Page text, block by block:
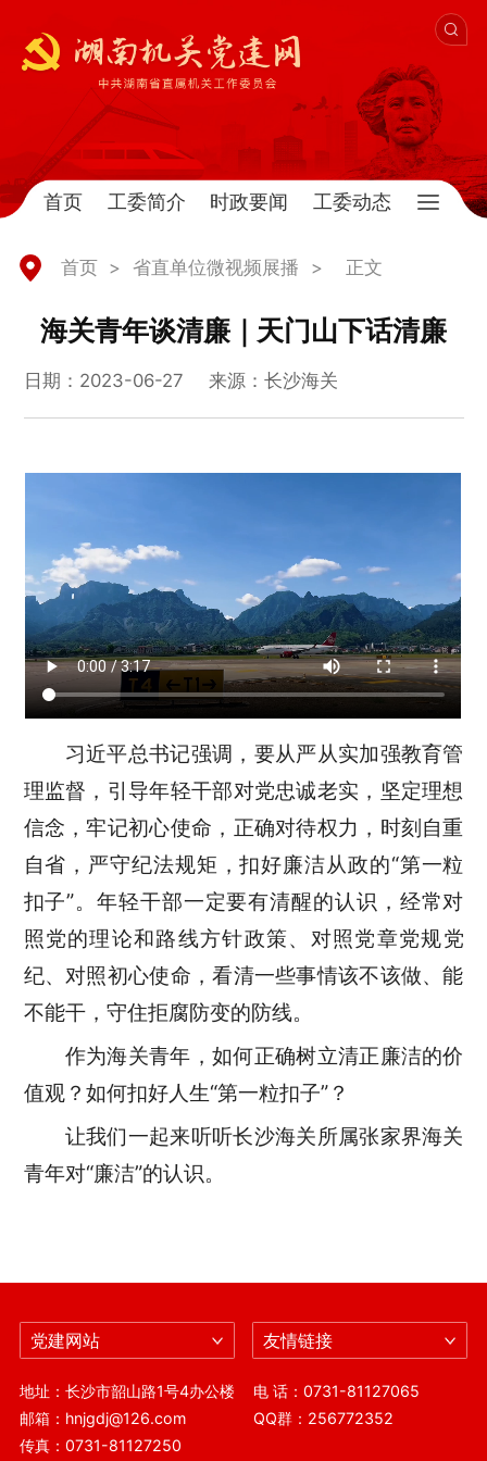
首页 工委简介 时政要闻 工委动态
首页 > 省直单位微视频展播 > 正文
海关青年谈清廉｜天门山下话清廉
日期：2023-06-27 来源：长沙海关
习近平总书记强调，要从严从实加强教育管
理监督，引导年轻干部对党忠诚老实，坚定理想
信念，牢记初心使命，正确对待权力，时刻自重
自省，严守纪法规矩，扣好廉洁从政的“第一粒
扣子”。年轻干部一定要有清醒的认识，经常对
照党的理论和路线方针政策、对照党章党规党
纪、对照初心使命，看清一些事情该不该做、能
不能干，守住拒腐防变的防线。
作为海关青年，如何正确树立清正廉洁的价
值观？如何扣好人生“第一粒扣子”？
让我们一起来听听长沙海关所属张家界海关
青年对“廉洁”的认识。
党建网站 友情链接
地址：长沙市韶山路1号4办公楼
电 话：0731-81127065
邮箱：hnjgdj@126.com
QQ群：256772352
传真：0731-81127250